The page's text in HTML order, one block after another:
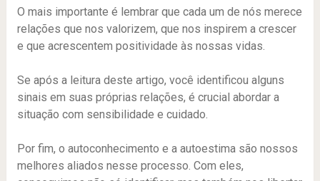
O mais importante é lembrar que cada um de nós merece
relações que nos valorizem, que nos inspirem a crescer
e que acrescentem positividade às nossas vidas.
Se após a leitura deste artigo, você identificou alguns
sinais em suas próprias relações, é crucial abordar a
situação com sensibilidade e cuidado.
Por fim, o autoconhecimento e a autoestima são nossos
melhores aliados nesse processo. Com eles,